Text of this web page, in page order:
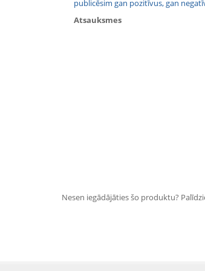
publicēsim gan pozitīvus, gan
Atsauksmes
Nesen iegādājāties šo produktu?